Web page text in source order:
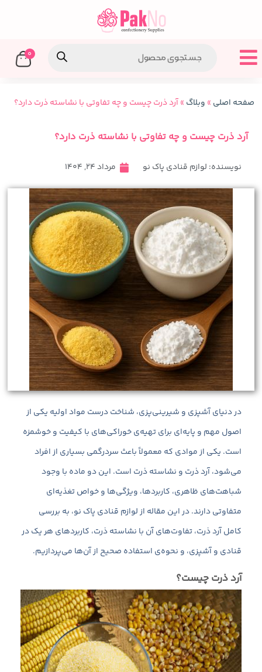
0
صفحه اصلی » وبلاگ »آرد ذرت چیست و چه تفاوتی با نشاسته ذرت دارد؟
آرد ذرت چیست و چه تفاوتی با نشاسته ذرت دارد؟
نویسنده: لوازم قنادی پاک نو مرداد 24, 1404
در دنیای آشپزی و شیرینی‌پزی، شناخت درست مواد اولیه یکی از
اصول مهم و پایه‌ای برای تهیه‌ی خوراکی‌های با کیفیت و خوشمزه
است. یکی از موادی که معمولاً باعث سردرگمی بسیاری از افراد
می‌شود، آرد ذرت و نشاسته ذرت است. این دو ماده با وجود
شباهت‌های ظاهری، کاربردها، ویژگی‌ها و خواص تغذیه‌ای
متفاوتی دارند. در این مقاله از لوازم قنادی پاک نو، به بررسی
کامل آرد ذرت، تفاوت‌های آن با نشاسته ذرت، کاربردهای هر یک در
قنادی و آشپزی، و نحوه‌ی استفاده صحیح از آن‌ها می‌پردازیم.
آرد ذرت چیست؟